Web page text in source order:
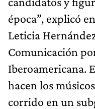
época”, explicó
Leticia
Comunicación
Iberoamericana.
hacen los
corrido en un